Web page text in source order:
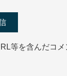
等を含んだコ